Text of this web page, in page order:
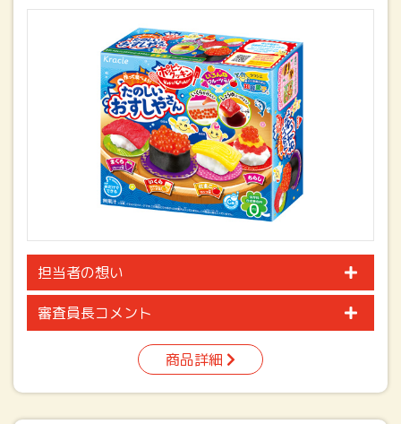
担当者の想い
審査員長コメント
商品詳細